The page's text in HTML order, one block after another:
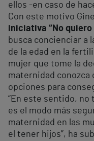
ellos -en caso de
Con este motivo
iniciativa “No
busca concienciar a
de la edad en la
mujer que tome la
maternidad conozca
opciones para
“En este sentido,
es el modo más
maternidad en las
el tener hijos”, ha